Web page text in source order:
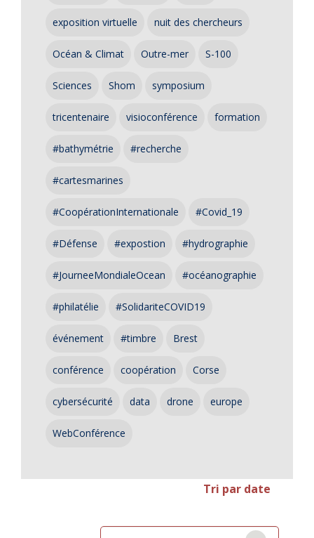
exposition virtuelle nuit des chercheurs
Océan & Climat Outre-mer S-100
Sciences Shom symposium
tricentenaire visioconférence formation
#bathymétrie #recherche
#cartesmarines
#CoopérationInternationale #Covid_19
#Défense #expostion #hydrographie
#JourneeMondialeOcean #océanographie
#philatélie #SolidariteCOVID19
événement #timbre Brest
conférence coopération Corse
cybersécurité data drone europe
WebConférence
Tri par date